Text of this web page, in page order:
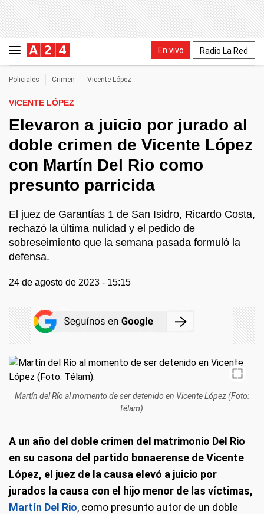
En vivo Radio La Red
Policiales Crimen Vicente López
VICENTE LÓPEZ
Elevaron a juicio por jurado al
doble crimen de Vicente López
con Martín Del Rio como
presunto parricida
El juez de Garantías 1 de San Isidro, Ricardo Costa,
rechazó la última nulidad y el pedido de
sobreseimiento que la semana pasada formuló la
defensa.
24 de agosto de 2023 - 15:15
Martín del Río al momento de ser detenido en Vicente López (Foto:
Télam).
A un año del doble crimen del matrimonio Del Rio
en su casona del partido bonaerense de Vicente
López, el juez de la causa elevó a juicio por
jurados la causa con el hijo menor de las víctimas,
Martín Del Rio, como presunto autor de un doble